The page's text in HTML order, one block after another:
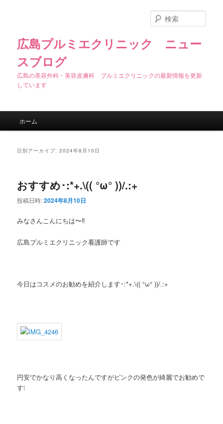
広島プルミエクリニック ニュー
スブログ
広島の美容外科・美容皮膚科 プルミエクリニックの最新情報を更新
しています
索
メインコンテンツへ移動
サブコンテンツへ移動
ホーム
日別アーカイブ:2024年8月10日
おすすめ･:*+.\(( °ω° ))/.:+
投稿日時:2024年8月10日
みなさんこんにちは〜‼︎
広島プルミエクリニック看護師です
今日はコスメのお勧めを紹介します･:*+.\(( °ω° ))/.:+
円安でかなり高くなったんですがピンクの発色が綺麗でお勧めで
す❕